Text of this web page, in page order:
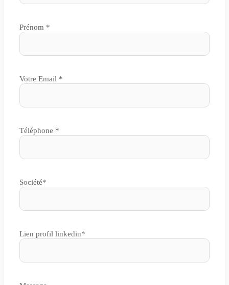
Prénom *
Votre Email *
Téléphone *
Société*
Lien profil linkedin*